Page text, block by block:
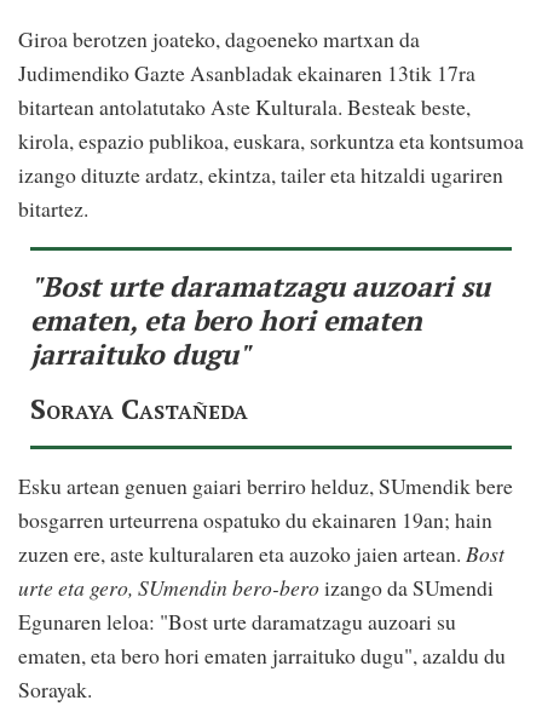
Giroa berotzen joateko, dagoeneko martxan da
Judimendiko Gazte Asanbladak ekainaren 13tik 17ra
bitartean antolatutako Aste Kulturala. Besteak beste,
kirola, espazio publikoa, euskara, sorkuntza eta kontsumoa
izango dituzte ardatz, ekintza, tailer eta hitzaldi ugariren
bitartez.
"Bost urte daramatzagu auzoari su
ematen, eta bero hori ematen
jarraituko dugu"
Soraya Castañeda
Esku artean genuen gaiari berriro helduz, SUmendik bere
bosgarren urteurrena ospatuko du ekainaren 19an; hain
zuzen ere, aste kulturalaren eta auzoko jaien artean. Bost
urte eta gero, SUmendin bero-beroizango da SUmendi
Egunaren leloa: "Bost urte daramatzagu auzoari su
ematen, eta bero hori ematen jarraituko dugu", azaldu du
Sorayak.